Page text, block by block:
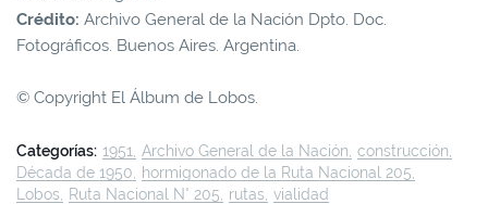
Crédito: Archivo General de la Nación Dpto. Doc.
Fotográficos. Buenos Aires. Argentina.
© Copyright El Álbum de Lobos.
Categorías: 1951 Archivo General de la Nación construcción
Década de 1950
hormigonado de la Ruta Nacional 205
Lobos
Ruta Nacional N° 205 rutas vialidad